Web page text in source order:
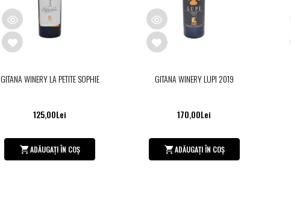
GITANA WINERY LA PETITE SOPHIE
125,00Lei
ADĂUGAȚI ÎN COȘ
GITANA WINERY LUPI 2019
170,00Lei
ADĂUGAȚI ÎN COȘ